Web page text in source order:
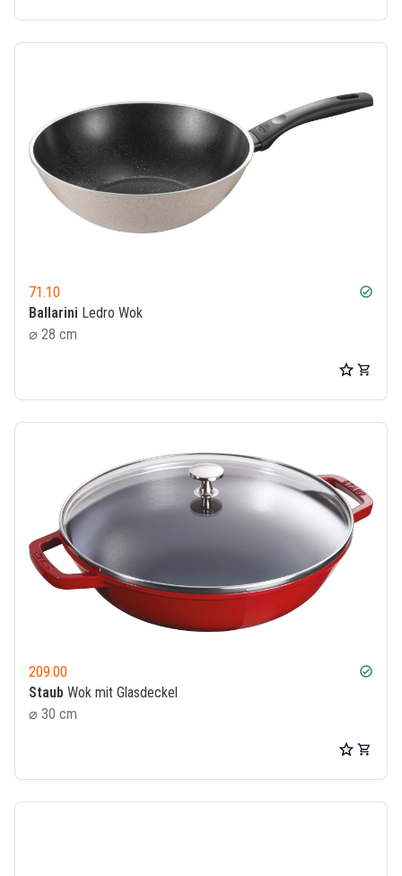
71.10 check_circle
Ballarini Ledro Wok
⌀ 28 cm
209.00 check_circle
Staub Wok mit Glasdeckel
⌀ 30 cm